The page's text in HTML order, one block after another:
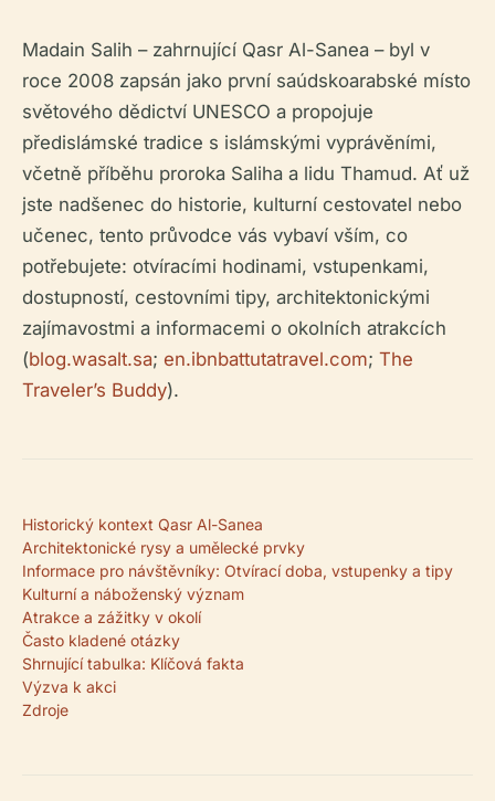
Madain Salih – zahrnující Qasr Al-Sanea – byl v
roce 2008 zapsán jako první saúdskoarabské místo
světového dědictví UNESCO a propojuje
předislámské tradice s islámskými vyprávěními,
včetně příběhu proroka Saliha a lidu Thamud. Ať už
jste nadšenec do historie, kulturní cestovatel nebo
učenec, tento průvodce vás vybaví vším, co
potřebujete: otvíracími hodinami, vstupenkami,
dostupností, cestovními tipy, architektonickými
zajímavostmi a informacemi o okolních atrakcích
(blog.wasalt.sa; en.ibnbattutatravel.com; The
Traveler’s Buddy).
Historický kontext Qasr Al-Sanea
Architektonické rysy a umělecké prvky
Informace pro návštěvníky: Otvírací doba, vstupenky a tipy
Kulturní a náboženský význam
Atrakce a zážitky v okolí
Často kladené otázky
Shrnující tabulka: Klíčová fakta
Výzva k akci
Zdroje